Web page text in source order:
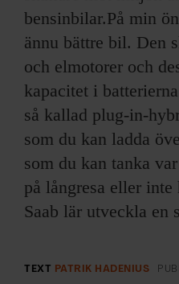
OM F&F
bensinbilar.På min
ännu bättre bil. Den
och elmotorer och
kapacitet i
så kallad plug-in-
som du kan ladda
som du kan tanka
på långresa eller
Saab lär utveckla en
TEXT PATRIK HADENIUS